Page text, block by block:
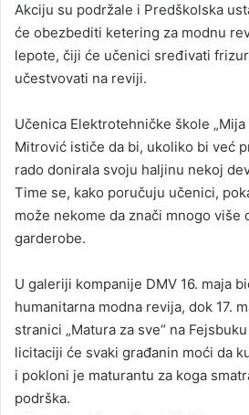
Akciju su podržale i Predškolska
će obezbediti ketering za modnu
lepote, čiji će učenici sređivati
učestvovati na reviji.
Učenica Elektrotehničke škole
Mitrović ističe da bi, ukoliko bi već
rado donirala svoju haljinu nekoj
Time se, kako poručuju učenici,
može nekome da znači mnogo više
garderobe.
U galeriji kompanije DMV 16. maja
humanitarna modna revija, dok 17.
stranici „Matura za sve“ na
licitaciji će svaki građanin moći da
i pokloni je maturantu za koga
podrška.